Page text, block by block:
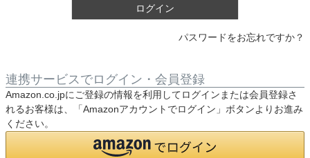
ログイン
パスワードをお忘れですか？
連携サービスでログイン・会員登録
Amazon.co.jpにご登録の情報を利用してログインまたは会員登録さ
れるお客様は、「Amazonアカウントでログイン」ボタンよりお進み
ください。